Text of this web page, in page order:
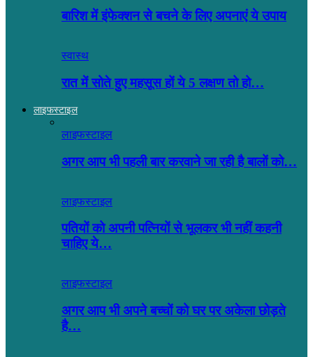
बारिश में इंफेक्शन से बचने के लिए अपनाएं ये उपाय
स्वास्थ
रात में सोते हुए महसूस हों ये 5 लक्षण तो हो…
लाइफस्टाइल
लाइफस्टाइल
अगर आप भी पहली बार करवाने जा रही है बालों को…
लाइफस्टाइल
पतियों को अपनी पत्नियों से भूलकर भी नहीं कहनी
चाहिए ये…
लाइफस्टाइल
अगर आप भी अपने बच्चों को घर पर अकेला छोड़ते
है…